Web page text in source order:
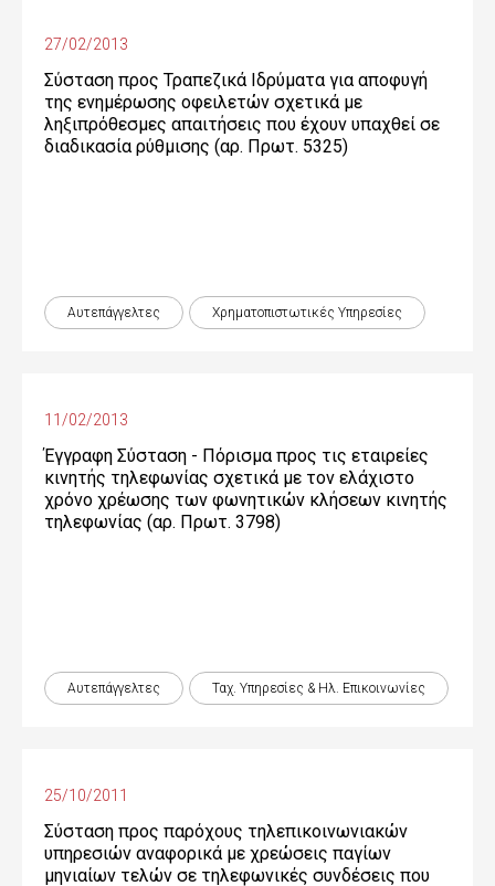
27/02/2013
Σύσταση προς Τραπεζικά Ιδρύματα για αποφυγή
της ενημέρωσης οφειλετών σχετικά με
ληξιπρόθεσμες απαιτήσεις που έχουν υπαχθεί σε
διαδικασία ρύθμισης (αρ. Πρωτ. 5325)
Αυτεπάγγελτες Χρηματοπιστωτικές Yπηρεσίες
11/02/2013
Έγγραφη Σύσταση - Πόρισμα προς τις εταιρείες
κινητής τηλεφωνίας σχετικά με τον ελάχιστο
χρόνο χρέωσης των φωνητικών κλήσεων κινητής
τηλεφωνίας (αρ. Πρωτ. 3798)
Αυτεπάγγελτες Ταχ. Υπηρεσίες & Ηλ. Επικοινωνίες
25/10/2011
Σύσταση προς παρόχους τηλεπικοινωνιακών
υπηρεσιών αναφορικά με χρεώσεις παγίων
μηνιαίων τελών σε τηλεφωνικές συνδέσεις που